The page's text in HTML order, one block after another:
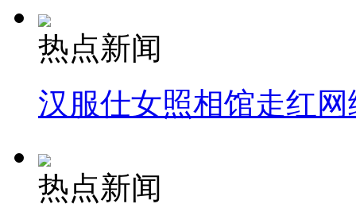
热点新闻
汉服仕女照相馆走红网
热点新闻